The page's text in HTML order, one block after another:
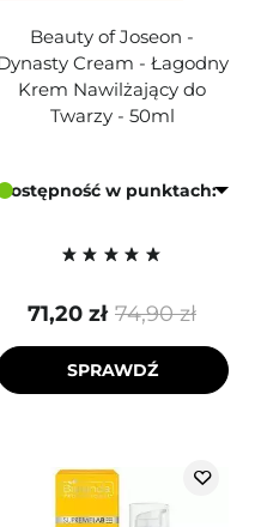
Beauty of Joseon -
Cream - Łagodny
Krem Nawilżający do
Twarzy - 50ml
w punktach:
74,90 zł
71,20 zł
SPRAWDŹ